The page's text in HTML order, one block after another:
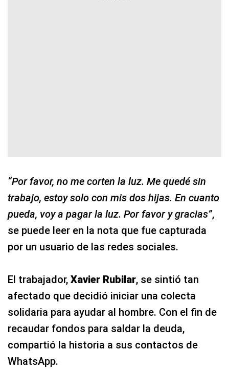
“Por favor, no me corten la luz. Me quedé sin
trabajo, estoy solo con mis dos hijas. En cuanto
pueda, voy a pagar la luz. Por favor y gracias”,
se puede leer en la nota que fue capturada
por un usuario de las redes sociales.
El trabajador, Xavier Rubilar, se sintió tan
afectado que decidió iniciar una colecta
solidaria para ayudar al hombre. Con el fin de
recaudar fondos para saldar la deuda,
compartió la historia a sus contactos de
WhatsApp.